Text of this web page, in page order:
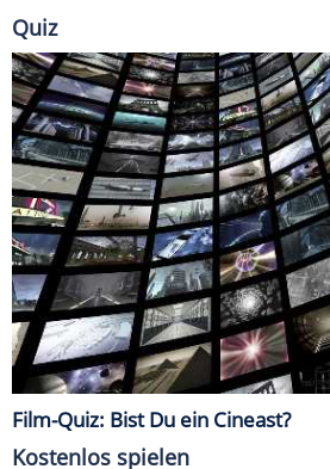
Quiz
Film-Quiz: Bist Du ein Cineast?
Kostenlos spielen